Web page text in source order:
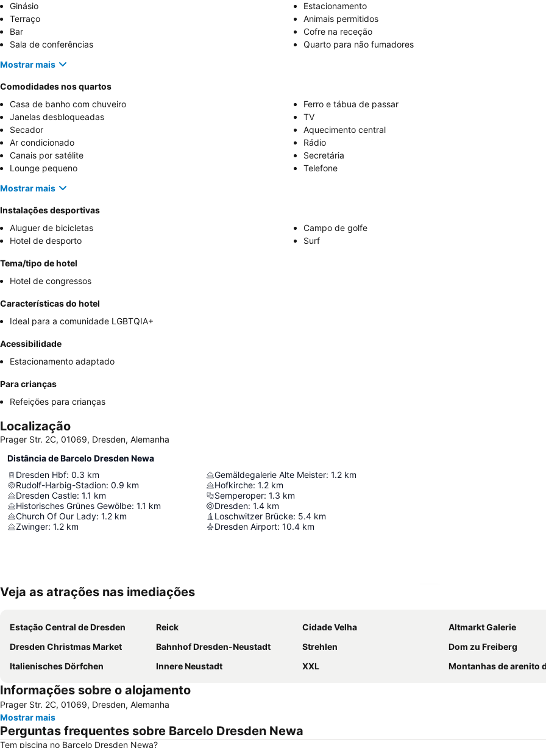
Ginásio
Estacionamento
Terraço
Animais permitidos
Bar
Cofre na receção
Sala de conferências
Quarto para não fumadores
Mostrar mais
Comodidades nos quartos
Casa de banho com chuveiro
Ferro e tábua de passar
Janelas desbloqueadas
TV
Secador
Aquecimento central
Ar condicionado
Rádio
Canais por satélite
Secretária
Lounge pequeno
Telefone
Mostrar mais
Instalações desportivas
Aluguer de bicicletas
Campo de golfe
Hotel de desporto
Surf
Tema/tipo de hotel
Hotel de congressos
Características do hotel
Ideal para a comunidade LGBTQIA+
Acessibilidade
Estacionamento adaptado
Para crianças
Refeições para crianças
Localização
Prager Str. 2C, 01069, Dresden, Alemanha
Distância de Barcelo Dresden Newa
Dresden Hbf: 0.3 km
Rudolf-Harbig-Stadion: 0.9 km
Dresden Castle: 1.1 km
Historisches Grünes Gewölbe: 1.1 km
Church Of Our Lady: 1.2 km
Zwinger: 1.2 km
Gemäldegalerie Alte Meister: 1.2 km
Hofkirche: 1.2 km
Semperoper: 1.3 km
Dresden: 1.4 km
Loschwitzer Brücke: 5.4 km
Dresden Airport: 10.4 km
Veja as atrações nas imediações
Estação Central de Dresden Reick Cidade Velha
Altmarkt Galerie
Dresden Christmas Market
Bahnhof Dresden-Neustadt Strehlen
Dom zu Freiberg
Italienisches Dörfchen
Innere Neustadt XXL Montanhas de arenito
Informações sobre o alojamento
Prager Str. 2C, 01069, Dresden, Alemanha
Mostrar mais
Perguntas frequentes sobre Barcelo Dresden Newa
Tem piscina no Barcelo Dresden Newa?